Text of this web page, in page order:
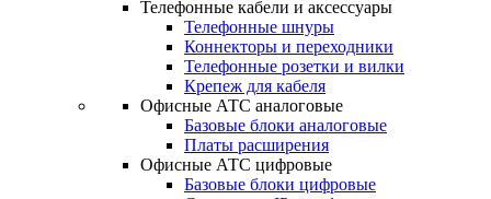
Телефонные кабели и аксессуары
Телефонные шнуры
Коннекторы и переходники
Телефонные розетки и вилки
Крепеж для кабеля
Офисные АТС аналоговые
Базовые блоки аналоговые
Платы расширения
Офисные АТС цифровые
Базовые блоки цифровые